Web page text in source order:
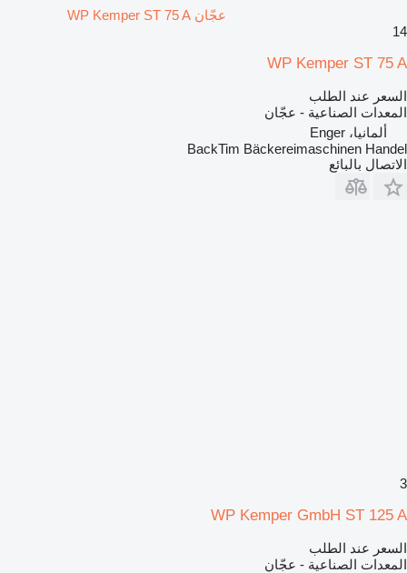
عجّان WP Kemper ST 75 A
14
WP Kemper ST 75 A
السعر عند الطلب
المعدات الصناعية - عجّان
ألمانيا، Enger
BackTim Bäckereimaschinen Handel
الاتصال بالبائع
3
WP Kemper GmbH ST 125 A
السعر عند الطلب
المعدات الصناعية - عجّان